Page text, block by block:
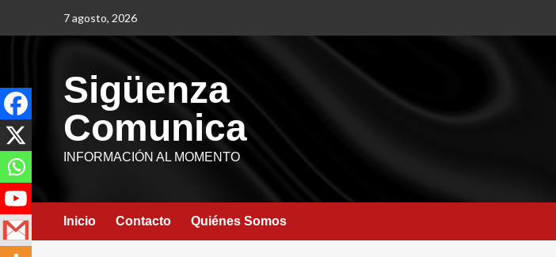
7 agosto, 2026
Sigüenza
Comunica
INFORMACIÓN AL MOMENTO
Inicio Contacto Quiénes Somos